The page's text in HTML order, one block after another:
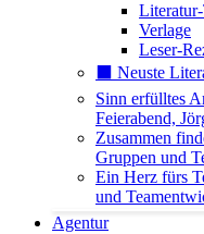
Verlage
Leser-
⬛️ Neuste
Sinn erfülltes
Feierabend,
Zusammen
Gruppen und
Ein Herz fürs
und
Agentur